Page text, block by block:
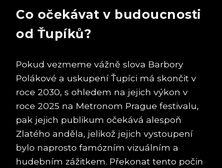
Co očekávat v budoucnosti
od Ťupíků?
Pokud vezmeme vážně slova Barbory
Polákové a uskupení Ťupíci má skončit v
roce 2030, s ohledem na jejich výkon v
roce 2025 na Metronom Prague festivalu,
pak jejich publikum očekává alespoň
Zlatého anděla, jelikož jejich vystoupení
bylo naprosto famózním vizuálním a
hudebním zážitkem. Překonat tento počin